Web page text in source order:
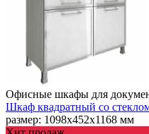
Офисные шкафы для
Шкаф квадратный со
размер: 1098х452х1168 мм